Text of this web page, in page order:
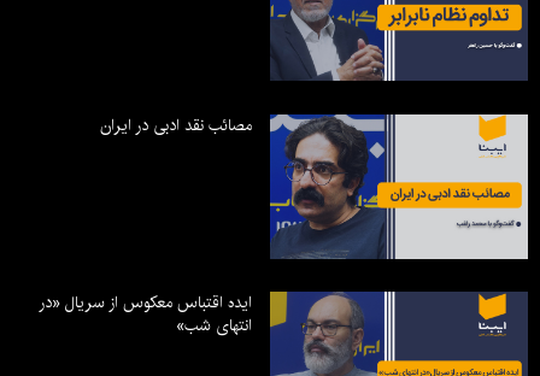
مصائب نقد ادبی در ایران
ایده اقتباس معکوس از سریال «در
انتهای شب»